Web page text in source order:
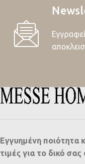
Εγγυημένη ποιότητα
τιμές για το δικό σας